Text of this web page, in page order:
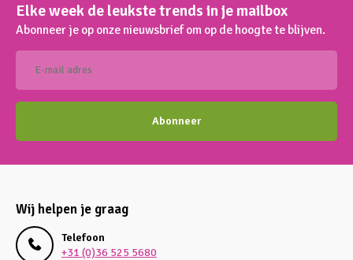
Elke week de leukste trends in je mailbox
Abonneer je op onze nieuwsbrief om op de hoogte te blijven.
Abonneer
Wij helpen je graag
Telefoon
+31 (0)36 525 5680